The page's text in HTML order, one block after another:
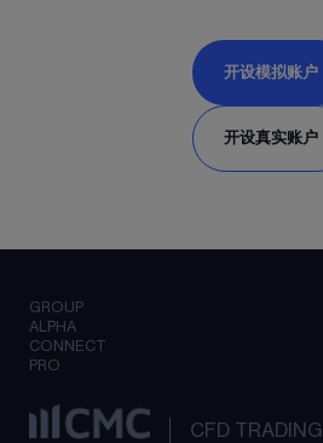
开设模拟账户
开设真实账户
GROUP
ALPHA
CONNECT
PRO
CFD TRADING